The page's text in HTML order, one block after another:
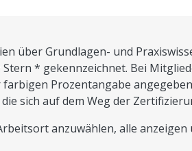
über Grundlagen- und
* gekennzeichnet. Bei
Prozentangabe
die sich auf dem Weg der
anzuwählen, alle anzeigen